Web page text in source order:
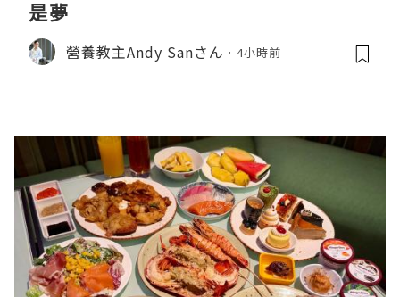
是夢
營養教主Andy Sanさん 4小時前